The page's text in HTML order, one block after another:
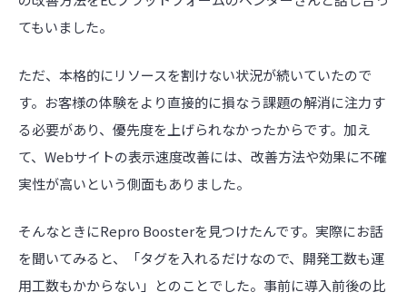
てもいました。
ただ、本格的にリソースを割けない状況が続いていたので
す。お客様の体験をより直接的に損なう課題の解消に注力す
る必要があり、優先度を上げられなかったからです。加え
て、Webサイトの表示速度改善には、改善方法や効果に不確
実性が高いという側面もありました。
そんなときにRepro Boosterを見つけたんです。実際にお話
を聞いてみると、「タグを入れるだけなので、開発工数も運
用工数もかからない」とのことでした。事前に導入前後の比